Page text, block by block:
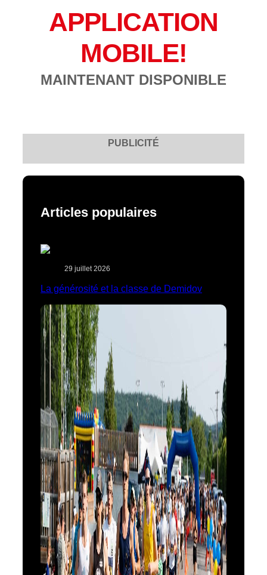
APPLICATION
MOBILE!
MAINTENANT DISPONIBLE
PUBLICITÉ
Articles populaires
29 juillet 2026
La générosité et la classe de Demidov